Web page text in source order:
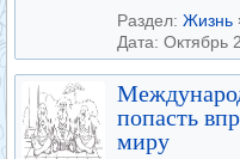
Раздел: Жизнь
Дата: Октябрь
попасть
миру